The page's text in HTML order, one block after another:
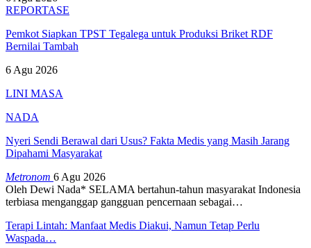
REPORTASE
Pemkot Siapkan TPST Tegalega untuk Produksi Briket RDF
Bernilai Tambah
6 Agu 2026
LINI MASA
NADA
Nyeri Sendi Berawal dari Usus? Fakta Medis yang Masih Jarang
Dipahami Masyarakat
Metronom 6 Agu 2026
Oleh Dewi Nada* SELAMA bertahun-tahun masyarakat Indonesia
terbiasa menganggap gangguan pencernaan sebagai…
Terapi Lintah: Manfaat Medis Diakui, Namun Tetap Perlu
Waspada…